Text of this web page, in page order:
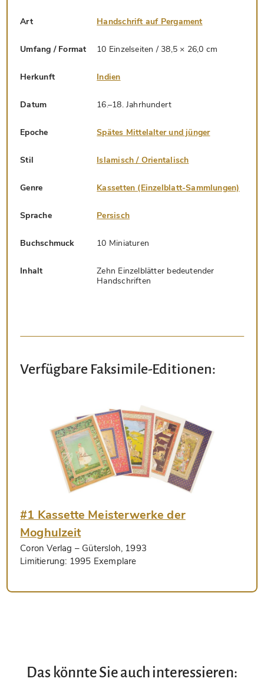
Art Handschrift auf Pergament
Umfang / Format 10 Einzelseiten / 38,5 × 26,0 cm
Herkunft Indien
Datum 16.–18. Jahrhundert
Epoche Spätes Mittelalter und jünger
Stil Islamisch / Orientalisch
Genre Kassetten (Einzelblatt-Sammlungen)
Sprache Persisch
Buchschmuck 10 Miniaturen
Inhalt
Zehn Einzelblätter bedeutender
Handschriften
Verfügbare Faksimile-Editionen:
#1 Kassette Meisterwerke der
Moghulzeit
Coron Verlag – Gütersloh, 1993
Limitierung: 1995 Exemplare
Das könnte Sie auch interessieren: